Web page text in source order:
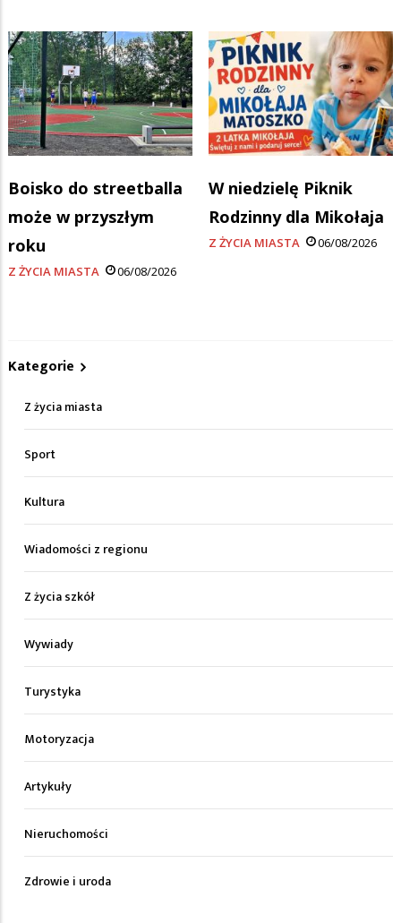
Boisko do streetballa
może w przyszłym
roku
Z ŻYCIA MIASTA 06/08/2026
W niedzielę Piknik
Rodzinny dla Mikołaja
Z ŻYCIA MIASTA 06/08/2026
Kategorie
Z życia miasta
Sport
Kultura
Wiadomości z regionu
Z życia szkół
Wywiady
Turystyka
Motoryzacja
Artykuły
Nieruchomości
Zdrowie i uroda